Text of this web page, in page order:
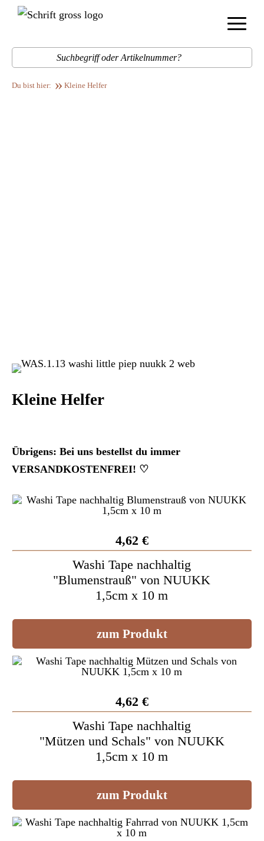
Menü
Kleine Helfer
Kleine Helfer
Übrigens: Bei uns bestellst du immer
VERSANDKOSTENFREI! ♡
4,62 €
Washi Tape nachhaltig
"Blumenstrauß" von NUUKK
1,5cm x 10 m
zum Produkt
4,62 €
Washi Tape nachhaltig
"Mützen und Schals" von NUUKK
1,5cm x 10 m
zum Produkt